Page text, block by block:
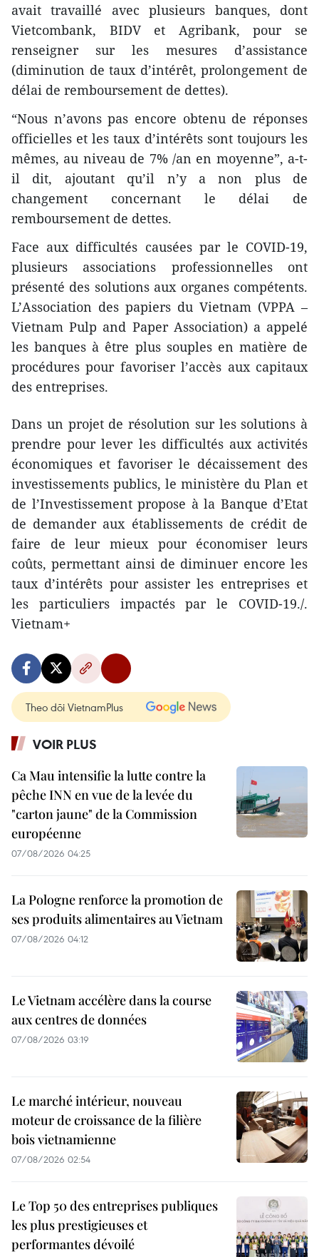
avait travaillé avec plusieurs banques, dont
Vietcombank, BIDV et Agribank, pour se
renseigner sur les mesures d’assistance
(diminution de taux d’intérêt, prolongement de
délai de remboursement de dettes).
“Nous n’avons pas encore obtenu de réponses
officielles et les taux d’intérêts sont toujours les
mêmes, au niveau de 7% /an en moyenne”, a-t-
il dit, ajoutant qu’il n’y a non plus de
changement concernant le délai de
remboursement de dettes.
Face aux difficultés causées par le COVID-19,
plusieurs associations professionnelles ont
présenté des solutions aux organes compétents.
L’Association des papiers du Vietnam (VPPA –
Vietnam Pulp and Paper Association) a appelé
les banques à être plus souples en matière de
procédures pour favoriser l’accès aux capitaux
des entreprises.
Dans un projet de résolution sur les solutions à
prendre pour lever les difficultés aux activités
économiques et favoriser le décaissement des
investissements publics, le ministère du Plan et
de l’Investissement propose à la Banque d’Etat
de demander aux établissements de crédit de
faire de leur mieux pour économiser leurs
coûts, permettant ainsi de diminuer encore les
taux d’intérêts pour assister les entreprises et
les particuliers impactés par le COVID-19./.
Vietnam+
Theo dõi VietnamPlus
VOIR PLUS
Ca Mau intensifie la lutte contre la
pêche INN en vue de la levée du
"carton jaune" de la Commission
européenne
07/08/2026 04:25
La Pologne renforce la promotion de
ses produits alimentaires au Vietnam
07/08/2026 04:12
Le Vietnam accélère dans la course
aux centres de données
07/08/2026 03:19
Le marché intérieur, nouveau
moteur de croissance de la filière
bois vietnamienne
07/08/2026 02:54
Le Top 50 des entreprises publiques
les plus prestigieuses et
performantes dévoilé